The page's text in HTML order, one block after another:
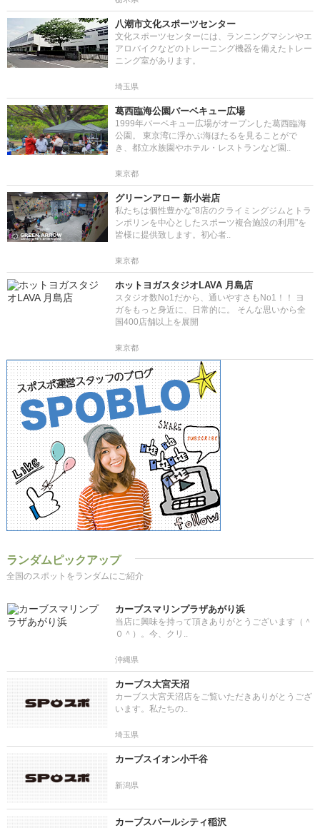
八潮市文化スポーツセンター
文化スポーツセンターには、ランニングマシンやエ
アロバイクなどのトレーニング機器を備えたトレー
ニング室があります。
埼玉県
葛西臨海公園バーベキュー広場
1999年バーベキュー広場がオープンした葛西臨海
公園。 東京湾に浮かぶ海ほたるを見ることがで
き、都立水族園やホテル・レストランなど園..
東京都
グリーンアロー 新小岩店
私たちは個性豊かな"8店のクライミングジムとトラ
ンポリンを中心としたスポーツ複合施設の利用"を
皆様に提供致します。初心者..
東京都
ホットヨガスタジオLAVA 月島店
スタジオ数No1だから、通いやすさもNo1！！ ヨ
ガをもっと身近に、日常的に。 そんな思いから全
国400店舗以上を展開
東京都
ランダムピックアップ
全国のスポットをランダムにご紹介
カーブスマリンプラザあがり浜
当店に興味を持って頂きありがとうございます（＾
０＾）。今、クリ..
沖縄県
カーブス大宮天沼
カーブス大宮天沼店をご覧いただきありがとうござ
います。私たちの..
埼玉県
カーブスイオン小千谷
新潟県
カーブスパールシティ稲沢